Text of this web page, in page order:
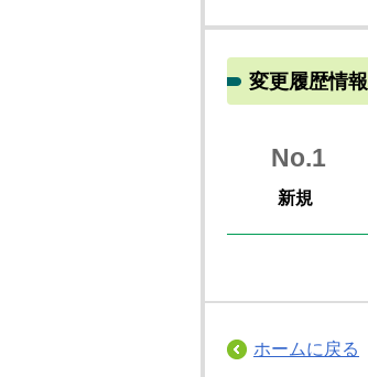
変更履歴情報
No.1
新規
ホームに戻る